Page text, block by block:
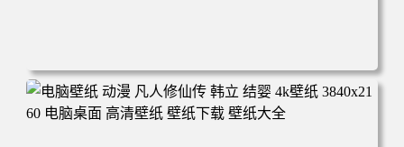
电脑壁纸 动漫角色 卡通场景 夏日休闲 夏日壁纸 治愈系 童
年回忆 荷塘荷叶 蜡笔小新 电脑桌面 高清壁纸 壁纸下载 壁